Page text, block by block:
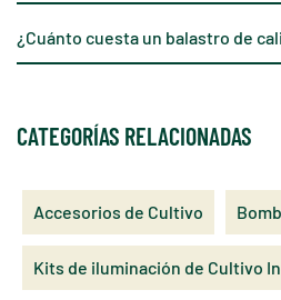
¿Cuánto cuesta un balastro de
CATEGORÍAS RELACIONADAS
Accesorios de Cultivo
Kits de iluminación de Cultivo